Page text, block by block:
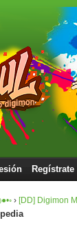
Regístrate
› [DD] Digimon